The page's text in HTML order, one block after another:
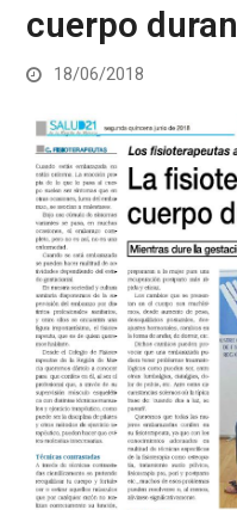
cuerpo
18/06/2018